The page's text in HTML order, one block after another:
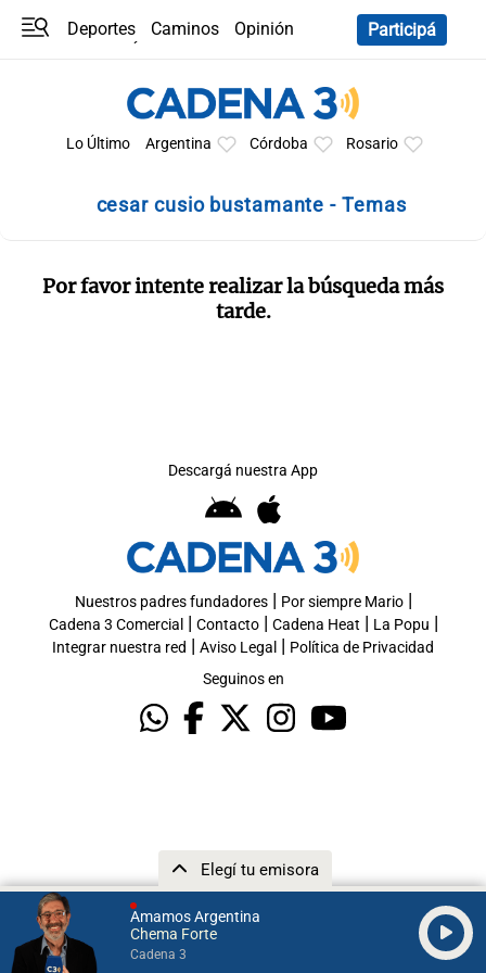
Amamos Argentina
Chema Forte
Cadena 3
Elegí tu emisora
Deportes Caminos
Opinión
Participá
Lo Último Argentina Córdoba Rosario
cesar cusio bustamante - Temas
Por favor intente realizar la búsqueda más
tarde.
Descargá nuestra App
Nuestros padres fundadores| Por siempre Mario|
Cadena 3 Comercial | Contacto| Cadena Heat | La Popu |
Integrar nuestra red | Aviso Legal | Política de Privacidad
Seguinos en